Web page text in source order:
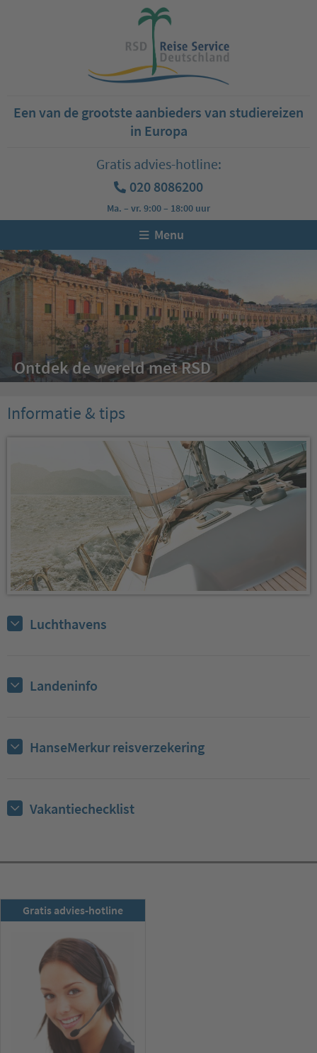
Een van de grootste aanbieders van studiereizen
in Europa
Gratis advies-hotline:
020 8086200
Ma. – vr. 9:00 – 18:00 uur
Menu
Ontdek de wereld met RSD
Informatie & tips
Luchthavens
Landeninfo
HanseMerkur reisverzekering
Vakantiechecklist
Gratis advies-hotline